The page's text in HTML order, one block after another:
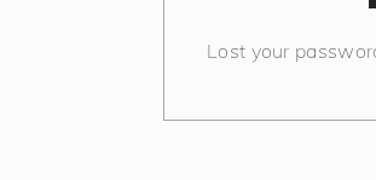
Lost your